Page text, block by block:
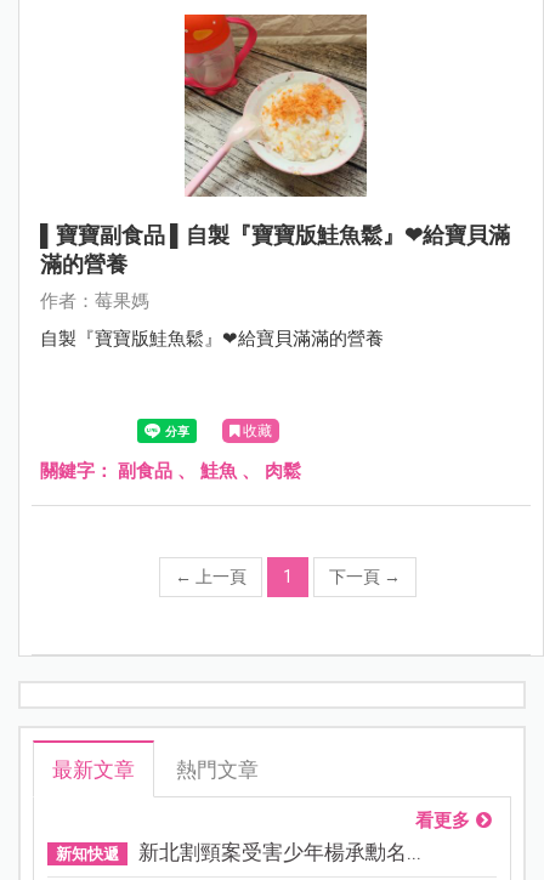
▌寶寶副食品 ▌自製『寶寶版鮭魚鬆』❤給寶貝滿
滿的營養
作者：莓果媽
自製『寶寶版鮭魚鬆』❤給寶貝滿滿的營養
收藏
關鍵字： 副食品 、 鮭魚 、 肉鬆
← 上一頁 1 下一頁 →
最新文章 熱門文章
看更多
新知快遞 新北割頸案受害少年楊承勳名...